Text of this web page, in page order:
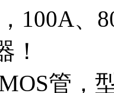
100A、
！
管，